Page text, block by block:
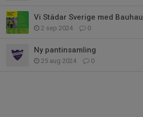
Vi Städar Sverige med
2 sep 2024 0
Ny pantinsamling
25 aug 2024 0